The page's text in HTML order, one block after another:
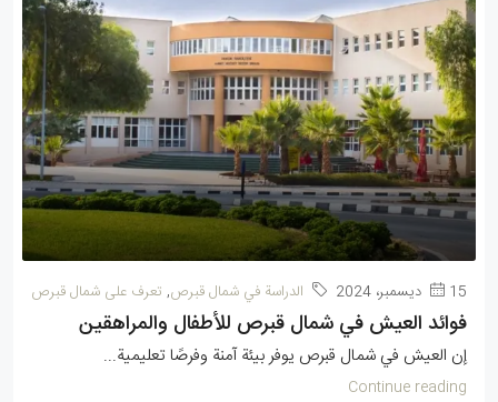
15 ديسمبر، 2024 الدراسة في شمال قبرص, تعرف على شمال قبرص
فوائد العيش في شمال قبرص للأطفال والمراهقين
إن العيش في شمال قبرص يوفر بيئة آمنة وفرصًا تعليمية...
Continue reading